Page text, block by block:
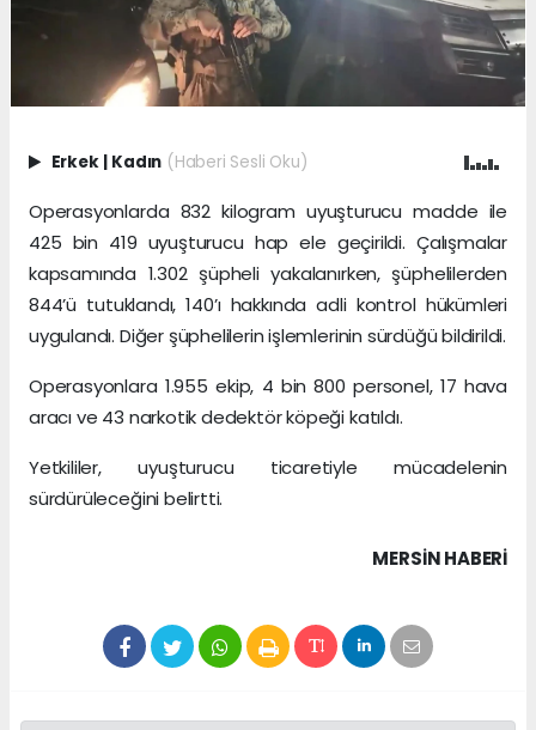
Erkek | Kadın (Haberi Sesli Oku)
Operasyonlarda 832 kilogram uyuşturucu madde ile
425 bin 419 uyuşturucu hap ele geçirildi. Çalışmalar
kapsamında 1.302 şüpheli yakalanırken, şüphelilerden
844’ü tutuklandı, 140’ı hakkında adli kontrol hükümleri
uygulandı. Diğer şüphelilerin işlemlerinin sürdüğü bildirildi.
Operasyonlara 1.955 ekip, 4 bin 800 personel, 17 hava
aracı ve 43 narkotik dedektör köpeği katıldı.
Yetkililer, uyuşturucu ticaretiyle mücadelenin
sürdürüleceğini belirtti.
MERSIN HABERİ